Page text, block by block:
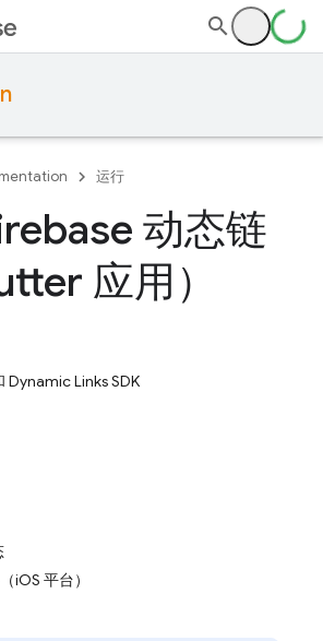
运行
动态链
应用）
Dynamic Links SDK
iOS 平台）